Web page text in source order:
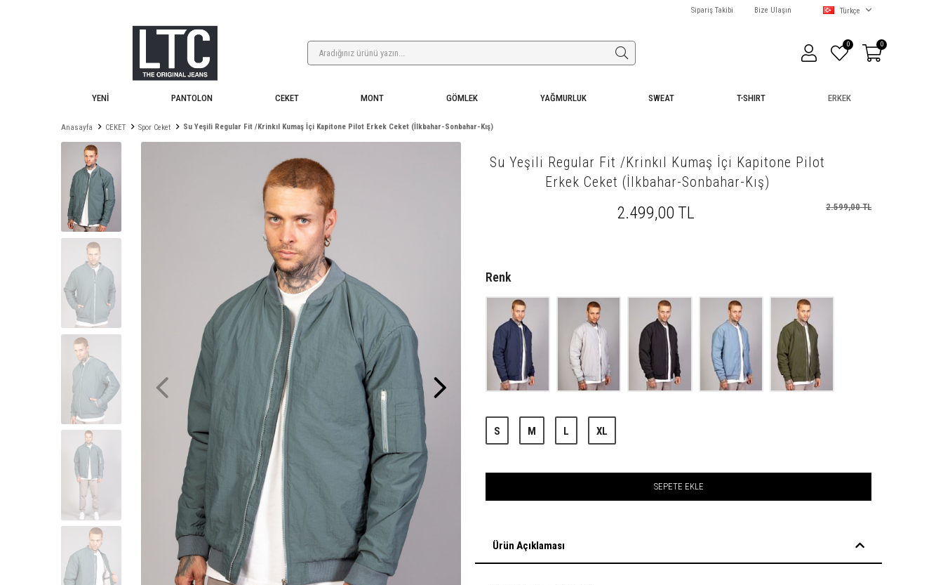
Sipariş Takibi Bize Ulaşın Türkçe
0 0
YENİ PANTOLON CEKET MONT GÖMLEK YAĞMURLUK SWEAT T-SHIRT ERKEK
Anasayfa CEKET Spor Ceket Su Yeşili Regular Fit /Krinkıl Kumaş İçi Kapitone Pilot Erkek Ceket (İlkbahar-Sonbahar-Kış)
Su Yeşili Regular Fit /Krinkıl Kumaş İçi Kapitone Pilot
Erkek Ceket (İlkbahar-Sonbahar-Kış)
2.499,00 TL 2.599,00 TL
Renk
S M L XL
SEPETE EKLE
Ürün Açıklaması